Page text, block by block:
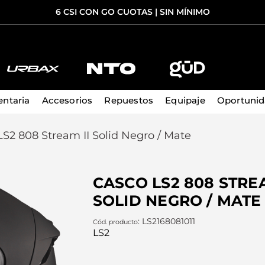
6 CSI CON GO CUOTAS | SIN MÍNIMO
Accesorios Repuestos Equipaje
808 Stream II Solid Negro / Mate
CASCO LS2 808
SOLID NEGRO / MATE
: LS2168081011
LS2
TÉRMINOS MÁS BUSCADOS
1. casco
3 casco ls2
campera